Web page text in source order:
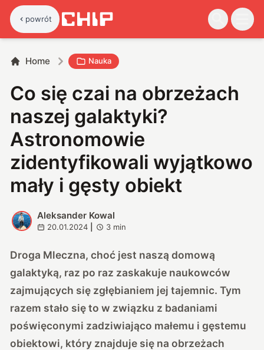
powrót
Home Nauka
Co się czai na obrzeżach
naszej galaktyki?
Astronomowie
zidentyfikowali wyjątkowo
mały i gęsty obiekt
A
Aleksander Kowal
20.01.2024 3 min
Droga Mleczna, choć jest naszą domową
galaktyką, raz po raz zaskakuje naukowców
zajmujących się zgłębianiem jej tajemnic. Tym
razem stało się to w związku z badaniami
poświęconymi zadziwiająco małemu i gęstemu
obiektowi, który znajduje się na obrzeżach